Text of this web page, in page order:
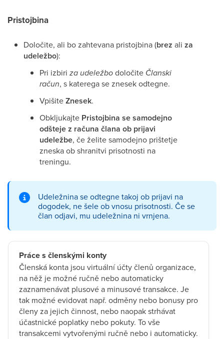
Pristojbina
Določite, ali bo zahtevana pristojbina (brez ali za
udeležbo):
Pri izbiri za udeležbodoločite Članski
račun, s katerega se znesek odtegne.
VpišiteZnesek.
Obkljukajte Pristojbina se samodejno
odšteje z računa člana ob prijavi
udeležbe, če želite samodejno prištetje
zneska ob shranitvi prisotnosti na
treningu.
Udeležnina se odtegne takoj ob prijavi na
dogodek, ne šele ob vnosu prisotnosti. Če se
član odjavi, mu udeležnina ni vrnjena.
Práce s členskými konty
Členská konta jsou virtuální účty členů organizace,
na něž je možné ručně nebo automaticky
zaznamenávat plusové a minusové transakce. Je
tak možné evidovat např. odměny nebo bonusy pro
členy za jejich činnost, nebo naopak strhávat
účastnické poplatky nebo pokuty. To vše
transakcemi vytvořenými ručně nebo i automaticky.